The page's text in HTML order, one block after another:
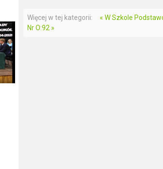
Więcej w tej kategorii: « W Szkole
Nr O:92 »